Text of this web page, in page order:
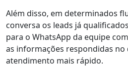
Além disso, em determinados
conversa os leads já
para o WhatsApp da equipe
as informações respondidas no
atendimento mais rápido.